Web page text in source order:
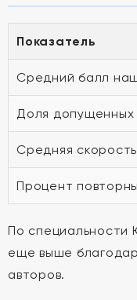
Показатель
Средний балл
Доля допущенных
Средняя
Процент
По специальности
еще выше
авторов.